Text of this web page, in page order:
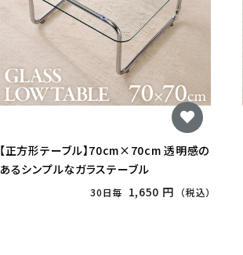
【正方形テーブル】70cm×70cm 透明感の
あるシンプルなガラステーブル
30日毎 1,650 円 （税込）